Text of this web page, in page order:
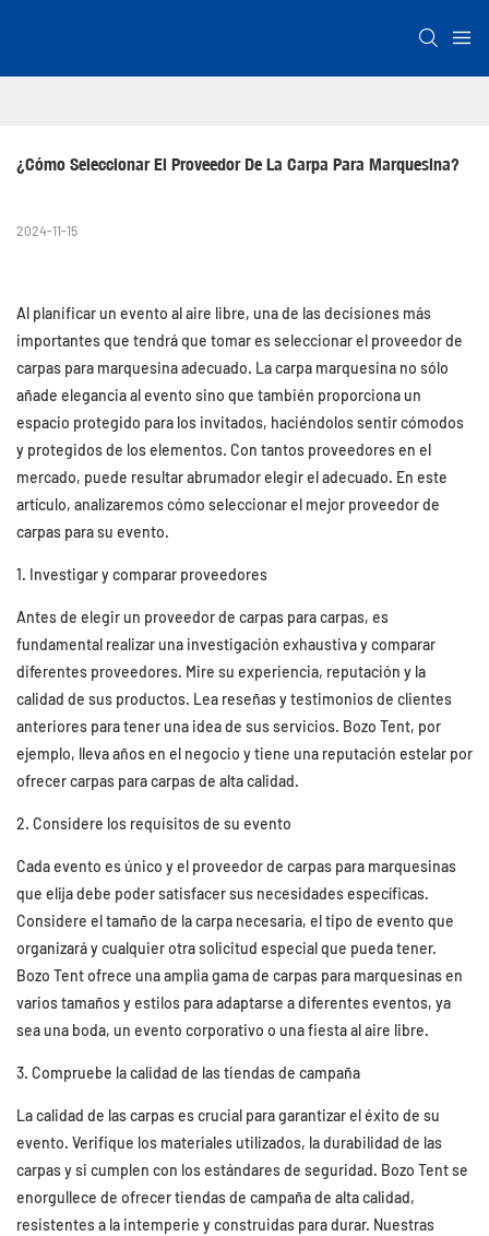
¿Cómo Seleccionar El Proveedor De La Carpa Para Marquesina?
2024-11-15
Al planificar un evento al aire libre, una de las decisiones más
importantes que tendrá que tomar es seleccionar el proveedor de
carpas para marquesina adecuado. La carpa marquesina no sólo
añade elegancia al evento sino que también proporciona un
espacio protegido para los invitados, haciéndolos sentir cómodos
y protegidos de los elementos. Con tantos proveedores en el
mercado, puede resultar abrumador elegir el adecuado. En este
artículo, analizaremos cómo seleccionar el mejor proveedor de
carpas para su evento.
1. Investigar y comparar proveedores
Antes de elegir un proveedor de carpas para carpas, es
fundamental realizar una investigación exhaustiva y comparar
diferentes proveedores. Mire su experiencia, reputación y la
calidad de sus productos. Lea reseñas y testimonios de clientes
anteriores para tener una idea de sus servicios. Bozo Tent, por
ejemplo, lleva años en el negocio y tiene una reputación estelar por
ofrecer carpas para carpas de alta calidad.
2. Considere los requisitos de su evento
Cada evento es único y el proveedor de carpas para marquesinas
que elija debe poder satisfacer sus necesidades específicas.
Considere el tamaño de la carpa necesaria, el tipo de evento que
organizará y cualquier otra solicitud especial que pueda tener.
Bozo Tent ofrece una amplia gama de carpas para marquesinas en
varios tamaños y estilos para adaptarse a diferentes eventos, ya
sea una boda, un evento corporativo o una fiesta al aire libre.
3. Compruebe la calidad de las tiendas de campaña
La calidad de las carpas es crucial para garantizar el éxito de su
evento. Verifique los materiales utilizados, la durabilidad de las
carpas y si cumplen con los estándares de seguridad. Bozo Tent se
enorgullece de ofrecer tiendas de campaña de alta calidad,
resistentes a la intemperie y construidas para durar. Nuestras